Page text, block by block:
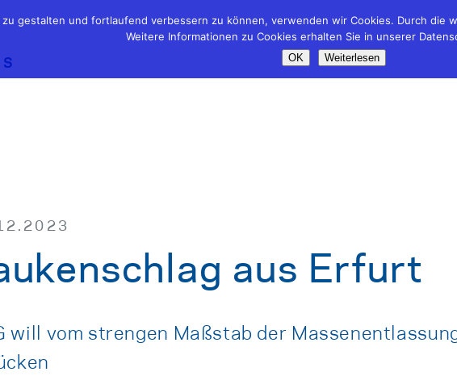
aus Erfurt
will vom strengen Maßstab der
gestalten und fortlaufend verbessern zu können, verwenden wir Cookies. Durch die
Weitere Informationen zu Cookies erhalten Sie in unserer
OK Weiterlesen